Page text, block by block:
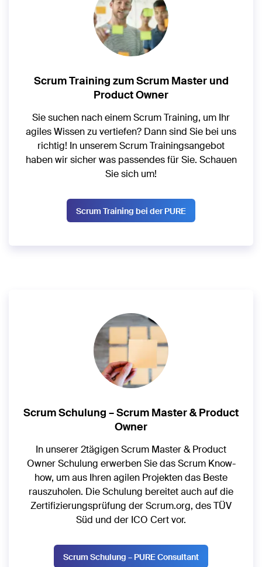
Scrum Training zum Scrum Master und
Product Owner
Sie suchen nach einem Scrum Training, um Ihr
agiles Wissen zu vertiefen? Dann sind Sie bei uns
richtig! In unserem Scrum Trainingsangebot
haben wir sicher was passendes für Sie. Schauen
Sie sich um!
Scrum Training bei der PURE
Scrum Schulung – Scrum Master & Product
Owner
In unserer 2tägigen Scrum Master & Product
Owner Schulung erwerben Sie das Scrum Know-
how, um aus Ihren agilen Projekten das Beste
rauszuholen. Die Schulung bereitet auch auf die
Zertifizierungsprüfung der Scrum.org, des TÜV
Süd und der ICO Cert vor.
Scrum Schulung – PURE Consultant